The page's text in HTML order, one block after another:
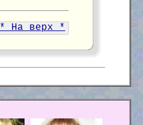
* На верх *